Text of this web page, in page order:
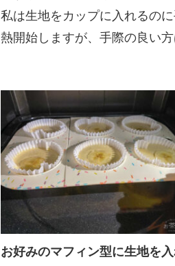
私は生地をカップに入れるの
熱開始しますが、手際の良い
お好みのマフィン型に生地を